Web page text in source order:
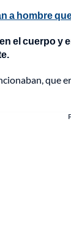
a hombre
el cuerpo y